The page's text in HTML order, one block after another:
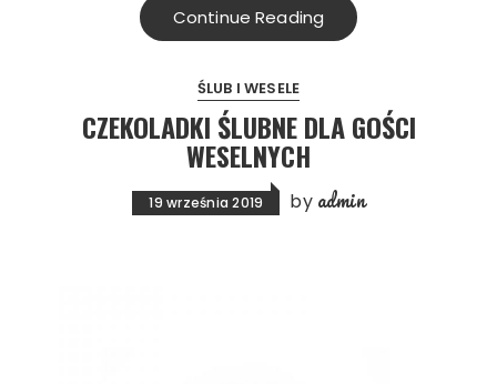
Continue Reading
ŚLUB I WESELE
CZEKOLADKI ŚLUBNE DLA GOŚCI
WESELNYCH
19 września 2019 by admin